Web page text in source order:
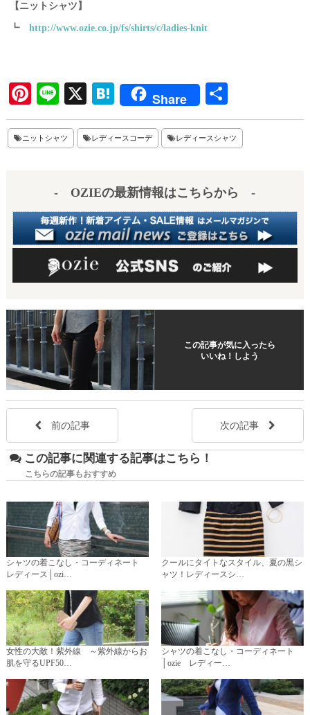
【ニットシャツ】
┗ http://www.ozie.co.jp/fs/shirts/c/ladies-knit
Pi
nt
er
Li
ne
X
H
at
en
Share
有
ニットシャツ レディースコーデ レディースシャツ
- OZIEの最新情報はこちらから -
この記事が気に入ったら
いいね！しよう
前の記事 次の記事
この記事に関連する記事はこちら！
こちらの記事もおすすめ
シャツの着こなし・コーディネート
レディース│ozi…
クールにタイトなスタイル、夏の黒シ
ャツ！レディースシ…
女性の大敵！紫外線 ～紫外線からお
肌を守るUPF50…
シャツの着こなし・コーディネート
│ozie レディー…